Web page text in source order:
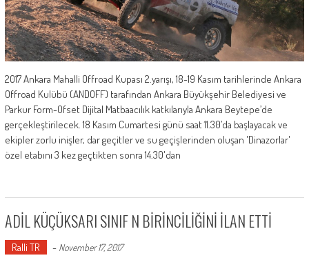
2017 Ankara Mahalli Offroad Kupası 2.yarışı, 18-19 Kasım tarihlerinde Ankara
Offroad Kulübü (ANDOFF) tarafından Ankara Büyükşehir Belediyesi ve
Parkur Form-Ofset Dijital Matbaacılık katkılarıyla Ankara Beytepe’de
gerçekleştirilecek. 18 Kasım Cumartesi günü saat 11.30’da başlayacak ve
ekipler zorlu inişler, dar geçitler ve su geçişlerinden oluşan 'Dinazorlar'
özel etabını 3 kez geçtikten sonra 14.30'dan
ADİL KÜÇÜKSARI SINIF N BİRİNCİLİĞİNİ İLAN ETTİ
Ralli TR - November 17, 2017